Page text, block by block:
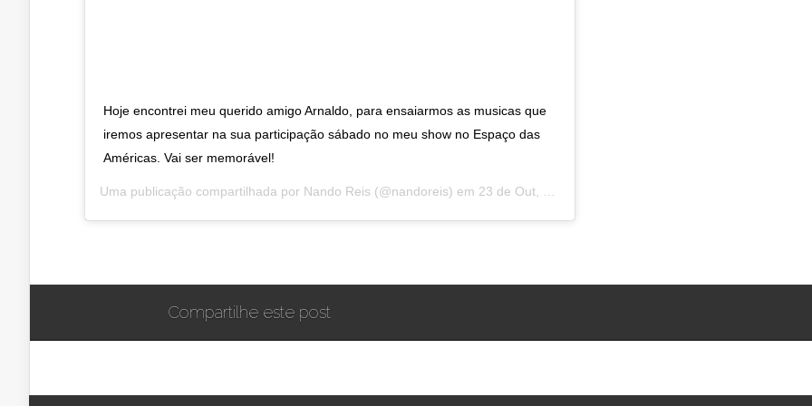
Hoje encontrei meu querido amigo Arnaldo, para ensaiarmos as musicas que
iremos apresentar na sua participação sábado no meu show no Espaço das
Américas. Vai ser memorável!
Uma publicação compartilhada por Nando Reis (@nandoreis) em 23 de Out, 2019 às 6:19 PDT
Compartilhe este post